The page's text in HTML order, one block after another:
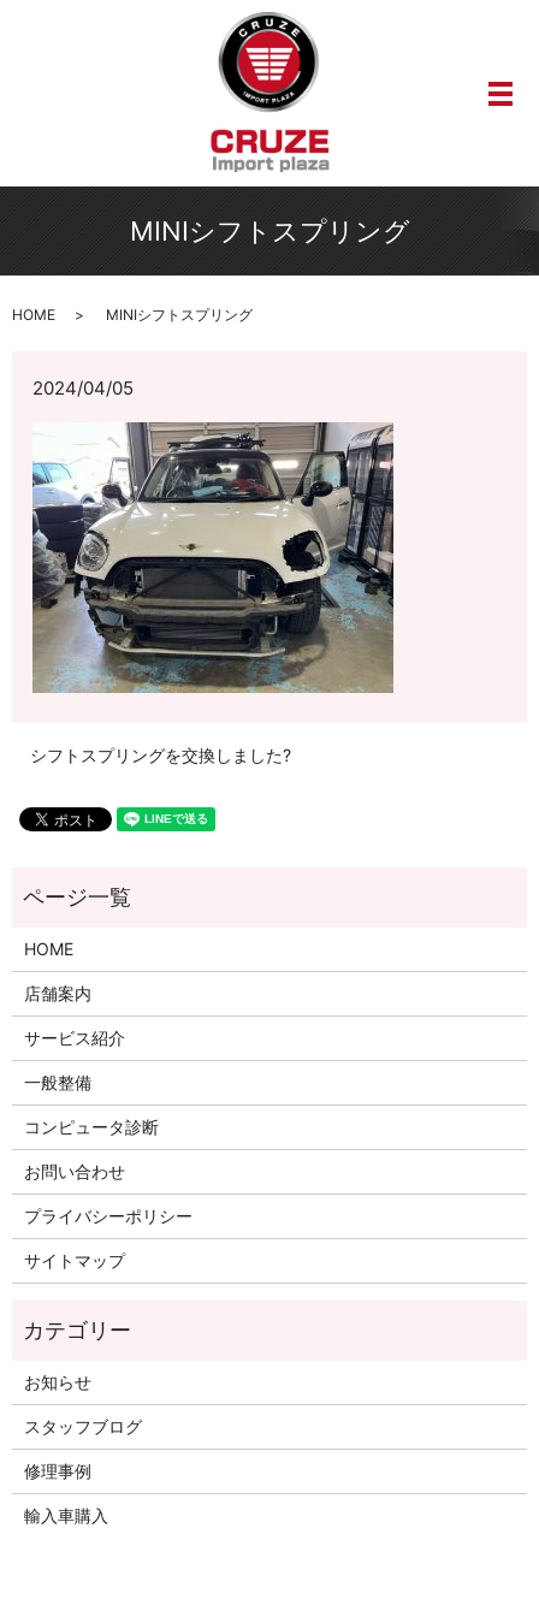
メ
MINIシフトスプリング
HOME MINIシフトスプリング
2024/04/05
シフトスプリングを交換しました?
HOME
店舗案内
サービス紹介
一般整備
コンピュータ診断
お問い合わせ
プライバシーポリシー
サイトマップ
お知らせ
スタッフブログ
修理事例
輸入車購入